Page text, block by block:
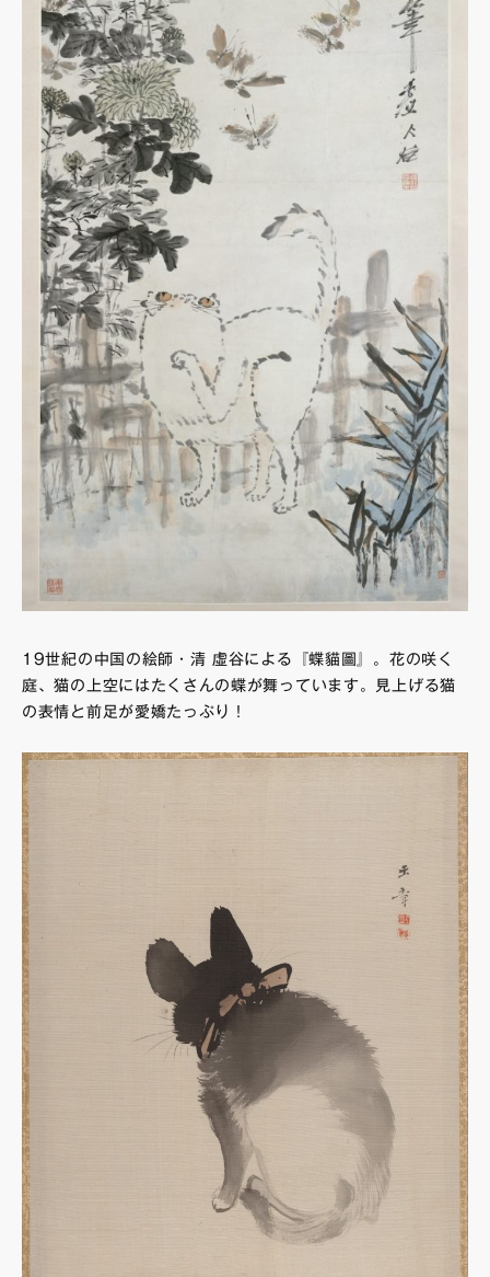
19世紀の中国の絵師・清 虛谷による『蝶貓圖』。花の咲く
庭、猫の上空にはたくさんの蝶が舞っています。見上げる猫
の表情と前足が愛嬌たっぷり！